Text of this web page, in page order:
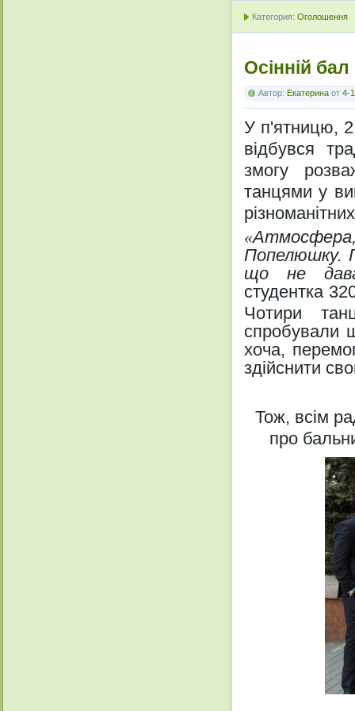
Категория: Оголошення
Осінній бал
Автор: Екатерина от 4-
У п'ятницю,
відбувся
змогу
танцями у
«
Попелюшку.
що не
студентка
Чотири
спробували
хоча,
здійснити
Тож, всім
про